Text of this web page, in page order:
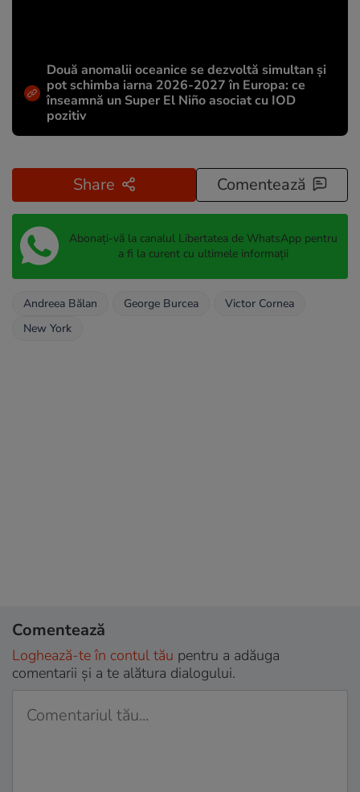
Două anomalii oceanice se dezvoltă simultan și
pot schimba iarna 2026-2027 în Europa: ce
înseamnă un Super El Niño asociat cu IOD
pozitiv
Share Comentează
Abonați-vă la canalul Libertatea de WhatsApp pentru
a fi la curent cu ultimele informații
Andreea Bălan George Burcea
Victor Cornea
New York
Comentează
Loghează-te în contul tău pentru a adăuga
comentarii și a te alătura dialogului.